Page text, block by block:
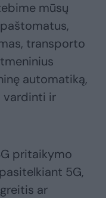
mūsų
transporto
automatiką,
vardinti ir
pritaikymo
5G,
ar